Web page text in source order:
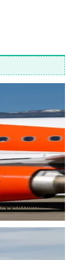
эффективный